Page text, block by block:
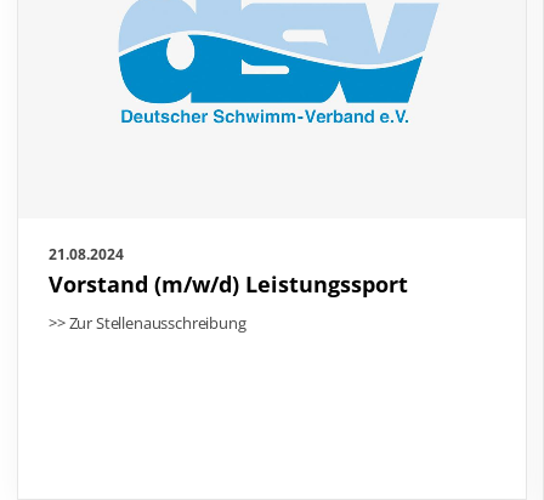
21.08.2024
Vorstand (m/w/d) Leistungssport
>> Zur Stellenausschreibung